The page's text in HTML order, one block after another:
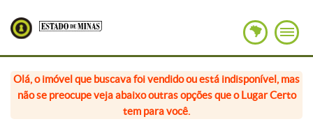
Olá, o imóvel que buscava foi vendido ou está indisponível, mas
não se preocupe veja abaixo outras opções que o Lugar Certo
tem para você.